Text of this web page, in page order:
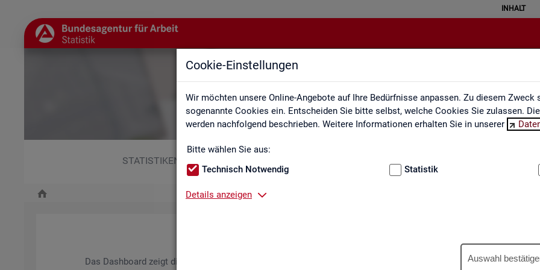
Cookie-Einstellungen
Wir möchten unsere Online-Angebote auf Ihre Bedürfnisse anpassen. Zu diesem Zweck
sogenannte Cookies ein. Entscheiden Sie bitte selbst, welche Cookies Sie zulassen.
werden nachfolgend beschrieben. Weitere Informationen erhalten Sie in unserer
Bitte wählen Sie aus:
Technisch Notwendig
Statistik
Details anzeigen
Auswahl
INHALT
Ausbildungsmarkt
STATISTIKEN
Das Da­sh­board zeigt die wich­tigs­ten Daten zum Aus­bil­dungs­markt in in­ter­ak­ti­ven Gra­fi­ken und Ta­bel­len. Für